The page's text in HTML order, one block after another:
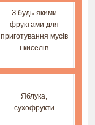
З будь-якими
фруктами для
приготування мусів
і киселів
Яблука,
сухофрукти